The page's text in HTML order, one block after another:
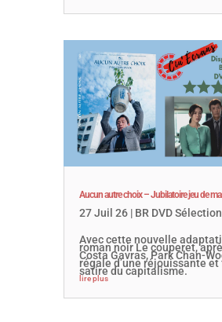
Aucun autre choix – Jubilatoire jeu de
27 Juil 26| BR DVD Sélection
Avec cette nouvelle
roman noir Le couperet,
Costa Gavras, Park Chan-
régale d’une réjouissante et
satire du capitalisme.
lire plus